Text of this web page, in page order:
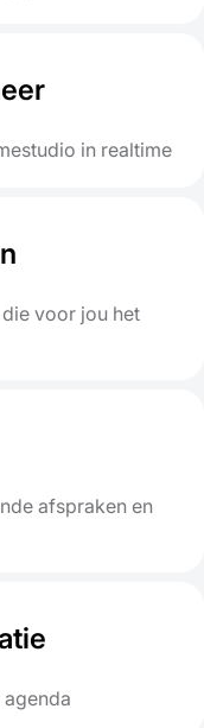
in realtime
voor jou het
afspraken en